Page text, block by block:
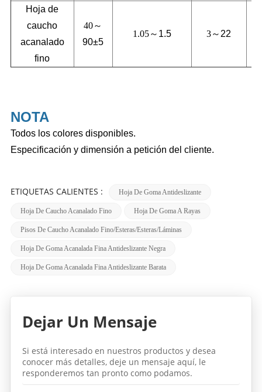
Hoja de
caucho
acanalado
fino
40～
90±5
1.05～ 1.5 3～22
NOTA
Todos los colores disponibles.
Especificación y dimensión a petición del cliente.
ETIQUETAS CALIENTES : Hoja De Goma Antideslizante
Hoja De Caucho Acanalado Fino Hoja De Goma A Rayas
Pisos De Caucho Acanalado Fino/esteras/esteras/láminas
Hoja De Goma Acanalada Fina Antideslizante Negra
Hoja De Goma Acanalada Fina Antideslizante Barata
Dejar Un Mensaje
Si está interesado en nuestros productos y desea
conocer más detalles, deje un mensaje aquí, le
responderemos tan pronto como podamos.